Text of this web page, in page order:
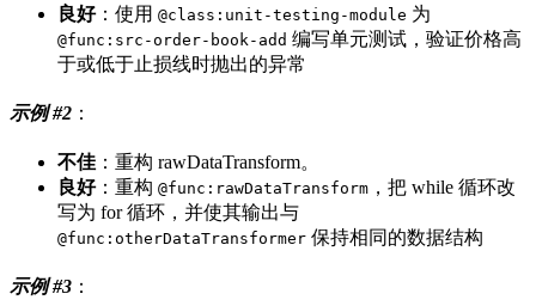
良好：使用 @class:unit-testing-module 为
@func:src-order-book-add 编写单元测试，验证价格高
于或低于止损线时抛出的异常
示例 #2 ：
不佳 ：重构 rawDataTransform。
良好：重构 @func:rawDataTransform ，把 while 循环改
写为 for 循环，并使其输出与
@func:otherDataTransformer 保持相同的数据结构
示例 #3 ：